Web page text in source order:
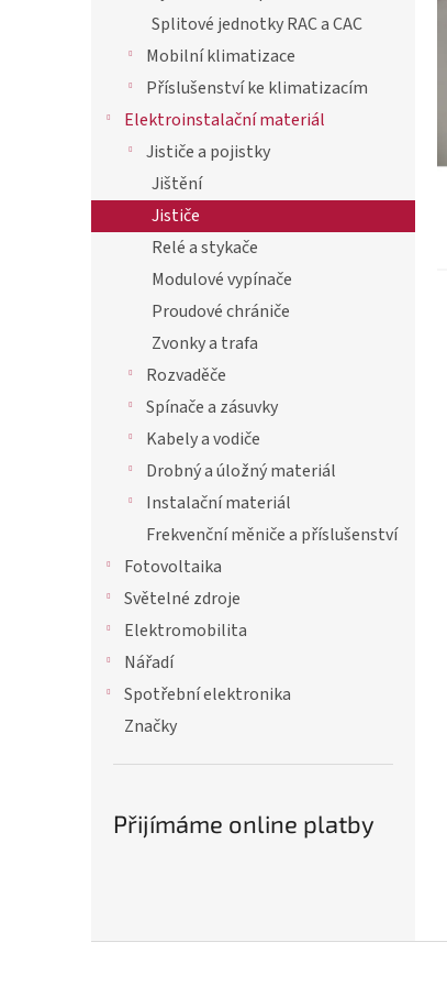
Splitové jednotky RAC a CAC
Mobilní klimatizace
Příslušenství ke klimatizacím
Elektroinstalační materiál
Jističe a pojistky
Jištění
Jističe
Relé a stykače
Modulové vypínače
Proudové chrániče
Zvonky a trafa
Rozvaděče
Spínače a zásuvky
Kabely a vodiče
Drobný a úložný materiál
Instalační materiál
Frekvenční měniče a příslušenství
Fotovoltaika
Světelné zdroje
Elektromobilita
Nářadí
Spotřební elektronika
Značky
Přijímáme online platby